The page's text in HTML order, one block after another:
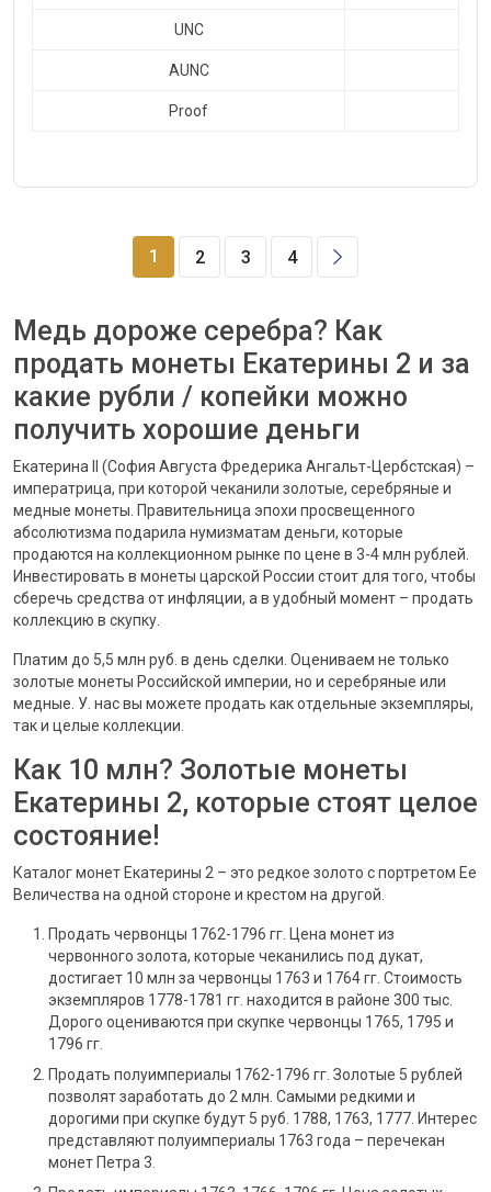
UNC
AUNC
Proof
1 2 3 4
Медь дороже серебра? Как
продать монеты Екатерины 2 и за
какие рубли / копейки можно
получить хорошие деньги
Екатерина II (София Августа Фредерика Ангальт-Цербстская) –
императрица, при которой чеканили золотые, серебряные и
медные монеты. Правительница эпохи просвещенного
абсолютизма подарила нумизматам деньги, которые
продаются на коллекционном рынке по цене в 3-4 млн рублей.
Инвестировать в монеты царской России стоит для того, чтобы
сберечь средства от инфляции, а в удобный момент – продать
коллекцию в скупку.
Платим до 5,5 млн руб. в день сделки. Оцениваем не только
золотые монеты Российской империи, но и серебряные или
медные. У. нас вы можете продать как отдельные экземпляры,
так и целые коллекции.
Как 10 млн? Золотые монеты
Екатерины 2, которые стоят целое
состояние!
Каталог монет Екатерины 2 – это редкое золото с портретом Ее
Величества на одной стороне и крестом на другой.
Продать червонцы 1762-1796 гг. Цена монет из
червонного золота, которые чеканились под дукат,
достигает 10 млн за червонцы 1763 и 1764 гг. Стоимость
экземпляров 1778-1781 гг. находится в районе 300 тыс.
Дорого оцениваются при скупке червонцы 1765, 1795 и
1796 гг.
Продать полуимпериалы 1762-1796 гг. Золотые 5 рублей
позволят заработать до 2 млн. Самыми редкими и
дорогими при скупке будут 5 руб. 1788, 1763, 1777. Интерес
представляют полуимпериалы 1763 года – перечекан
монет Петра 3.